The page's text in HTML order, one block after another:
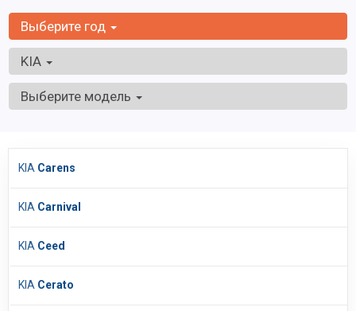
Выберите год
KIA
Выберите модель
KIA Carens
KIA Carnival
KIA Ceed
KIA Cerato